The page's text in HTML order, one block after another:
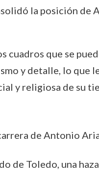
la posición de
que se
y detalle, lo que
y religiosa de su
de Antonio
de Toledo, una